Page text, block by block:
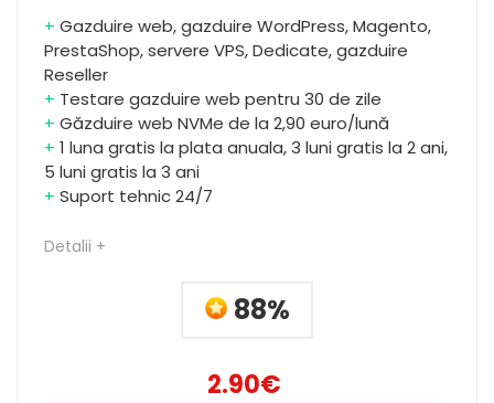
+ Gazduire web, gazduire WordPress, Magento,
PrestaShop, servere VPS, Dedicate, gazduire
Reseller
+ Testare gazduire web pentru 30 de zile
+ Găzduire web NVMe de la 2,90 euro/lună
+ 1 luna gratis la plata anuala, 3 luni gratis la 2 ani,
5 luni gratis la 3 ani
+ Suport tehnic 24/7
Detalii +
88%
2.90€